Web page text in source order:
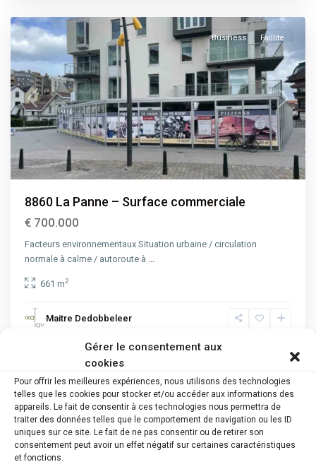
Gérer le consentement aux
cookies
Pour offrir les meilleures expériences, nous utilisons des technologies
telles que les cookies pour stocker et/ou accéder aux informations des
appareils. Le fait de consentir à ces technologies nous permettra de
traiter des données telles que le comportement de navigation ou les ID
uniques sur ce site. Le fait de ne pas consentir ou de retirer son
consentement peut avoir un effet négatif sur certaines caractéristiques
et fonctions.
Previous Next
Business Faillite
8860 La Panne – Surface commerciale
€ 700.000
Facteurs environnementaux Situation urbaine / circulation
normale à calme / autoroute à ...
661 m2
Maitre Dedobbeleer
Advanced Search
Catégorie
Type de bien